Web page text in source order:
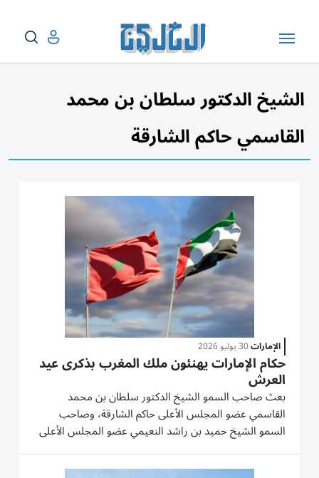
الشيخ الدكتور سلطان بن محمد
القاسمي حاكم الشارقة
الإمارات30 يوليو 2026
حكام الإمارات يهنئون ملك المغرب بذكرى عيد
العرش
بعث صاحب السمو الشيخ الدكتور سلطان بن محمد
القاسمي عضو المجلس الأعلى حاكم الشارقة، وصاحب
السمو الشيخ حميد بن راشد النعيمي عضو المجلس الأعلى
حاكم عجمان، وصاحب السمو الشيخ حمد بن محمد الشرقي
عضو المجلس الأعلى حاكم الفجيرة، وصاحب السمو الشيخ